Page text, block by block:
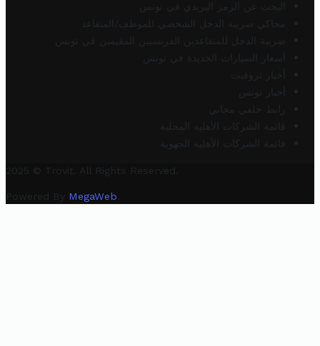
البحث عن الرمز البريدي في تونس
محاكي ضريبة الدخل الشخصي للموظف/المتقاعد
ضريبة الدخل للمتقاعدين الفرنسيين المقيمين في تونس
أسعار السيارات الجديدة في تونس
أخبار تروفيت
أخبار تونس
رابط خلفي مجاني
قائمة الشركات الأهلية المحلية
قائمة الشركات الأهلية الجهوية
2025 © Trovit. All Rights Reserved.
Powered By MegaWeb